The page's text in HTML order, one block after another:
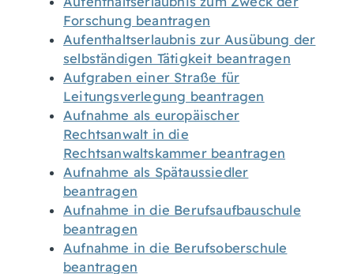
Forschung beantragen
Aufenthaltserlaubnis zur Ausübung der
selbständigen Tätigkeit beantragen
Aufgraben einer Straße für
Leitungsverlegung beantragen
Aufnahme als europäischer
Rechtsanwalt in die
Rechtsanwaltskammer beantragen
Aufnahme als Spätaussiedler
beantragen
Aufnahme in die Berufsaufbauschule
beantragen
Aufnahme in die Berufsoberschule
beantragen